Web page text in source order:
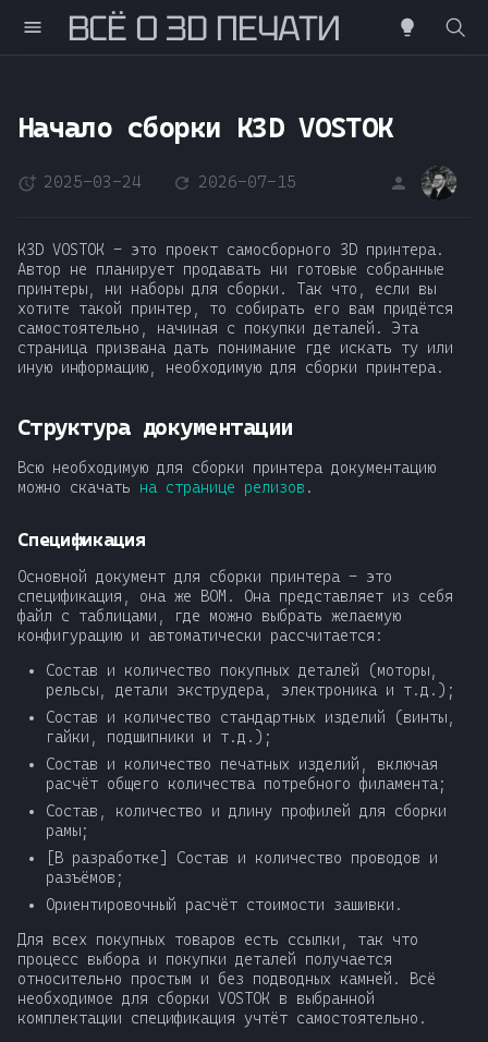
ВСË О 3D ПЕЧАТИ
н
т
е
п
ч
а
а
т
ь
к
а
Начало сборки K3D VOSTOK
2025-03-24 2026-07-15 DS
K3D VOSTOK - это проект самосборного 3D принтера.
Автор не планирует продавать ни готовые собранные
принтеры, ни наборы для сборки. Так что, если вы
хотите такой принтер, то собирать его вам придётся
самостоятельно, начиная с покупки деталей. Эта
страница призвана дать понимание где искать ту или
иную информацию, необходимую для сборки принтера.
Структура документации
Всю необходимую для сборки принтера документацию
можно скачать на странице релизов .
Спецификация
Основной документ для сборки принтера - это
спецификация, она же BOM. Она представляет из себя
файл с таблицами, где можно выбрать желаемую
конфигурацию и автоматически рассчитается:
Состав и количество покупных деталей (моторы,
рельсы, детали экструдера, электроника и т.д.);
Состав и количество стандартных изделий (винты,
гайки, подшипники и т.д.);
Состав и количество печатных изделий, включая
расчёт общего количества потребного филамента;
Состав, количество и длину профилей для сборки
рамы;
[В разработке] Состав и количество проводов и
разъёмов;
Ориентировочный расчёт стоимости зашивки.
Для всех покупных товаров есть ссылки, так что
процесс выбора и покупки деталей получается
относительно простым и без подводных камней. Всё
необходимое для сборки VOSTOK в выбранной
комплектации спецификация учтёт самостоятельно.